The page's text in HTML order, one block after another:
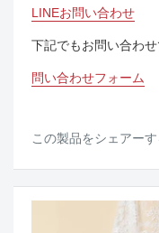
LINEお問い合わせ
下記でもお問い合わせ
問い合わせフォーム
この製品をシェアーす